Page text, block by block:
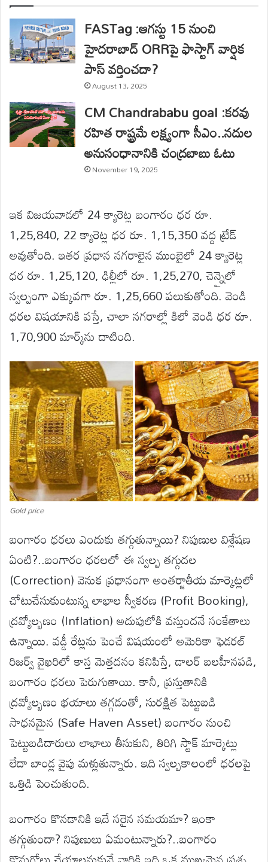
FASTag :ఆగస్టు 15 నుంచి
హైదరాబాద్ ORRపై ఫాస్టాగ్ వార్షిక
పాస్ వర్తించదా?
August 13, 2025
CM Chandrababu goal :కరవు
రహిత రాష్ట్రమే లక్ష్యంగా సీఎం..నదుల
అనుసంధానానికి చంద్రబాబు ఓటు
November 19, 2025
ఇక విజయవాడలో 24 క్యారెట్ల బంగారం ధర రూ.
1,25,840, 22 క్యారెట్ల ధర రూ. 1,15,350 వద్ద ట్రేడ్
అవుతోంది. ఇతర ప్రధాన నగరాలైన ముంబైలో 24 క్యారెట్ల
ధర రూ. 1,25,120, ఢిల్లీలో రూ. 1,25,270, చెన్నైలో
స్వల్పంగా ఎక్కువగా రూ. 1,25,660 పలుకుతోంది. వెండి
ధరల విషయానికి వస్తే, చాలా నగరాల్లో కిలో వెండి ధర రూ.
1,70,900 మార్క్‌ను దాటింది.
Gold price
బంగారం ధరలు ఎందుకు తగ్గుతున్నాయి? నిపుణుల విశ్లేషణ
ఏంటి?..బంగారం ధరలలో ఈ స్వల్ప తగ్గుదల
(Correction) వెనుక ప్రధానంగా అంతర్జాతీయ మార్కెట్లలో
చోటుచేసుకుంటున్న లాభాల స్వీకరణ (Profit Booking),
ద్రవ్యోల్బణం (Inflation) అదుపులోకి వస్తుందనే సంకేతాలు
ఉన్నాయి. వడ్డీ రేట్లను పెంచే విషయంలో అమెరికా ఫెడరల్
రిజర్వ్ వైఖరిలో కాస్త మెత్తదనం కనిపిస్తే, డాలర్ బలహీనపడి,
బంగారం ధరలు పెరుగుతాయి. కానీ, ప్రస్తుతానికి
ద్రవ్యోల్బణం భయాలు తగ్గడంతో, సురక్షిత పెట్టుబడి
సాధనమైన (Safe Haven Asset) బంగారం నుంచి
పెట్టుబడిదారులు లాభాలు తీసుకుని, తిరిగి స్టాక్ మార్కెట్లు
లేదా బాండ్ల వైపు మళ్లుతున్నారు. ఇది స్వల్పకాలంలో ధరలపై
ఒత్తిడి పెంచుతుంది.
బంగారం కొనడానికి ఇదే సరైన సమయమా? ఇంకా
తగ్గుతుందా? నిపుణులు ఏమంటున్నారు?..బంగారం